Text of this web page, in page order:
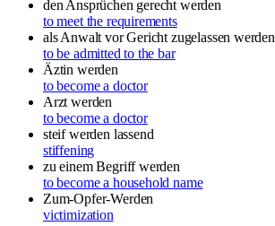
den Ansprüchen gerecht werden
to meet the requirements
als Anwalt vor Gericht zugelassen werden
to be admitted to the bar
Äztin werden
to become a doctor
Arzt werden
to become a doctor
steif werden lassend
stiffening
zu einem Begriff werden
to become a household name
Zum-Opfer-Werden
victimization